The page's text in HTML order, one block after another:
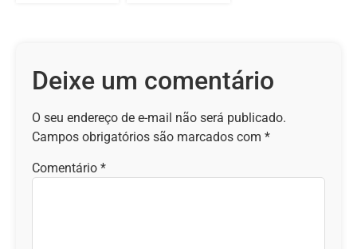
Deixe um comentário
O seu endereço de e-mail não será publicado.
Campos obrigatórios são marcados com *
Comentário *